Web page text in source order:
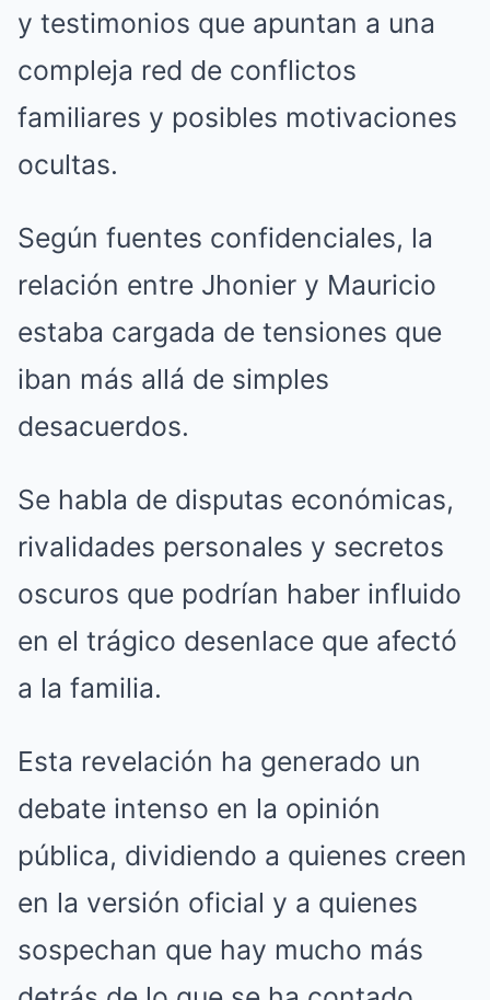
y testimonios que apuntan a una
compleja red de conflictos
familiares y posibles motivaciones
ocultas.
Según fuentes confidenciales, la
relación entre Jhonier y Mauricio
estaba cargada de tensiones que
iban más allá de simples
desacuerdos.
Se habla de disputas económicas,
rivalidades personales y secretos
oscuros que podrían haber influido
en el trágico desenlace que afectó
a la familia.
Esta revelación ha generado un
debate intenso en la opinión
pública, dividiendo a quienes creen
en la versión oficial y a quienes
sospechan que hay mucho más